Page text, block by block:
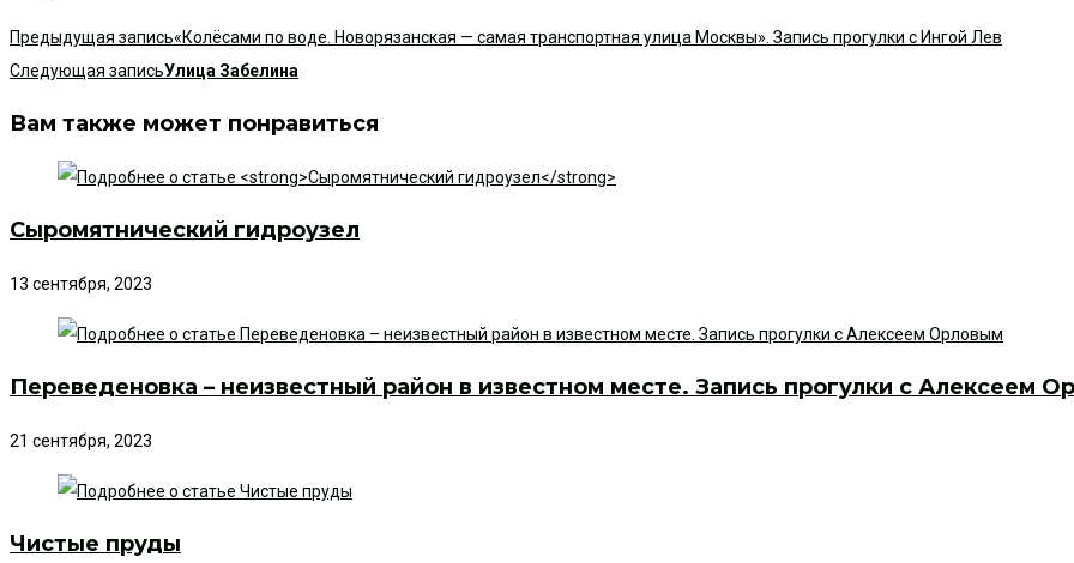
Предыдущая запись«Колёсами по воде. Новорязанская — самая транспортная улица Москвы». Запись прогулки с Ингой Лев
Следующая записьУлица Забелина
Вам также может понравиться
Сыромятнический гидроузел
13 сентября, 2023
Переведеновка – неизвестный район в известном месте. Запись прогулки с Алексеем
21 сентября, 2023
Чистые пруды